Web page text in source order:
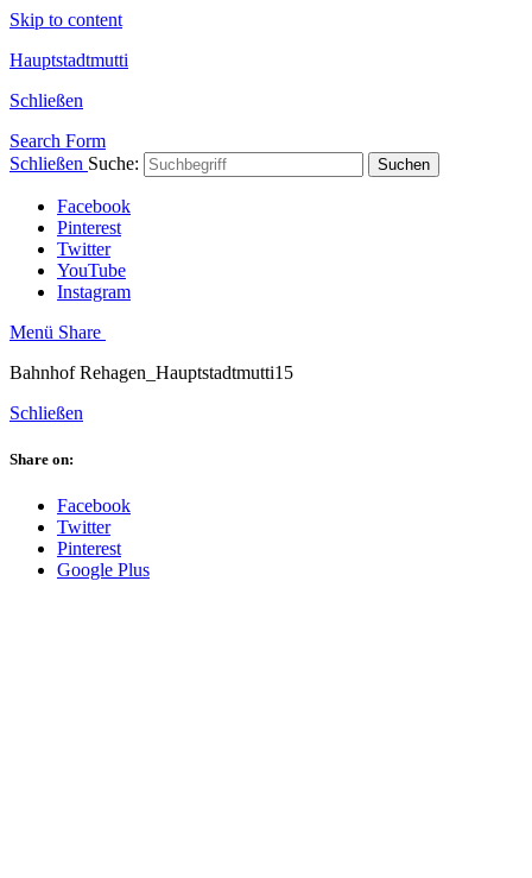
Skip to content
Hauptstadtmutti
Schließen
Search Form
Schließen Suche: Suchen
Facebook
Pinterest
Twitter
YouTube
Instagram
Menü Share
Bahnhof Rehagen_Hauptstadtmutti15
Schließen
Share on:
Facebook
Twitter
Pinterest
Google Plus